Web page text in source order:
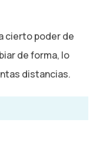
cierto poder de
de forma, lo
distancias.